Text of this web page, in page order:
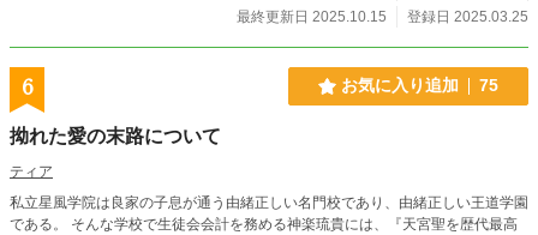
最終更新日 2025.10.15
登録日 2025.03.25
6 お気に入り追加 75
拗れた愛の末路について
ティア
私立星風学院は良家の子息が通う由緒正しい名門校であり、由緒正しい王道学園
である。 そんな学校で生徒会会計を務める神楽琉貴には、『天宮聖を歴代最高